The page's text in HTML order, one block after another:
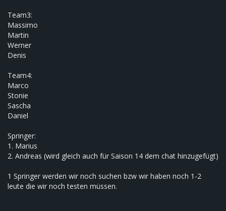
Team3:
Massimo
Martin
Werner
Denis
Team4:
Marco
Stonie
Sascha
Daniel
Springer:
1. Marius
2. Andreas (wird gleich auch für Saison 14 dem chat hinzugefügt)
1 Springer werden wir noch suchen bzw wir haben noch 1-2
leute die wir noch testen müssen.